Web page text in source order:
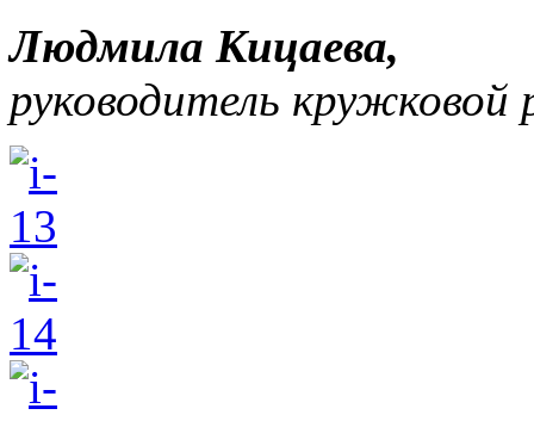
Людмила Кицаева,
руководитель